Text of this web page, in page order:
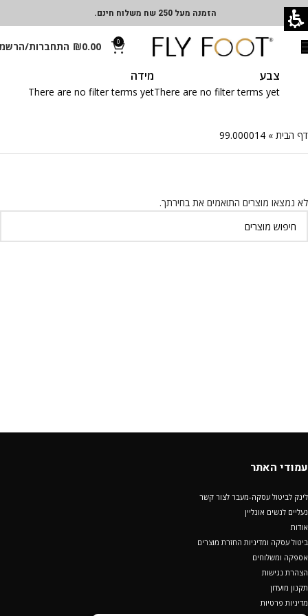
הזמנה מעל 250 שח משלוח חינם.
0
₪0.00 התחברות/
צבע
There are no filter terms yet
מידה
There are no filter terms yet
דף הבית »
99.000014
לא נמצאו מוצרים התואמים את בחירתך.
עמודי האתר
לינק לביטול עסקה-מעבר לצור קשר
נעליים לנשים אונליין
אודות
ביטול עסקה ומדיניות החזרת מוצרים
אספקה ומשלוחים
הצהרת נגישות
תקנון מועדון
מדיניות פרטיות